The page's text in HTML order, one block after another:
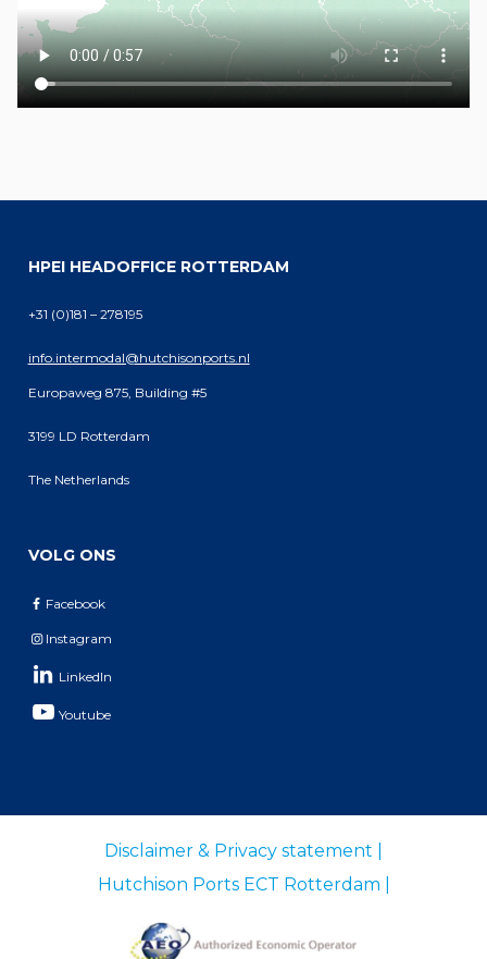
HPEI HEADOFFICE ROTTERDAM
+31 (0)181 – 278195
info.intermodal@hutchisonports.nl
Europaweg 875, Building #5
3199 LD Rotterdam
The Netherlands
VOLG ONS
Facebook
Instagram
LinkedIn
Youtube
Disclaimer & Privacy statement |
Hutchison Ports ECT Rotterdam |